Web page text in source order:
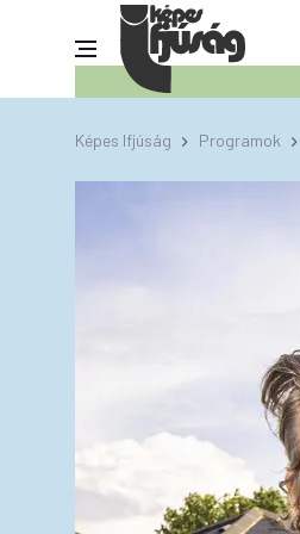
Képes Ifjúság Programok